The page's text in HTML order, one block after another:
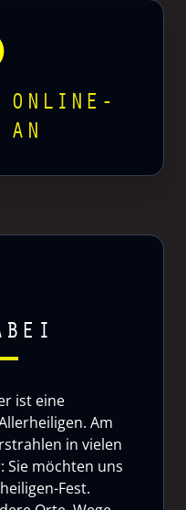
ONLINE-
AN
ist eine
Am
in vielen
Sie möchten uns
Fest.